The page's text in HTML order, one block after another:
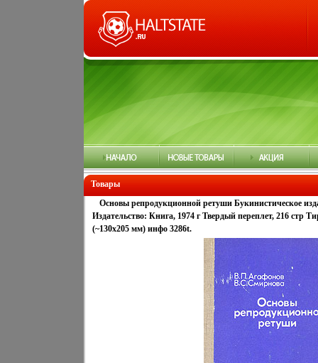
Товары
Основы репродукционной ретуши Букинистическое
Издательство: Книга, 1974 г Твердый переплет, 216 стр
(~130х205 мм) инфо 3286t.